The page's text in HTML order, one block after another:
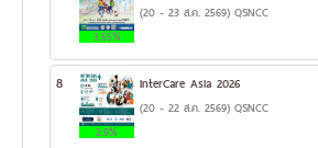
3.55%
(20 - 23 ส.ค. 2569) QSNCC
8
2.9%
InterCare Asia 2026
(20 - 22 ส.ค. 2569) QSNCC